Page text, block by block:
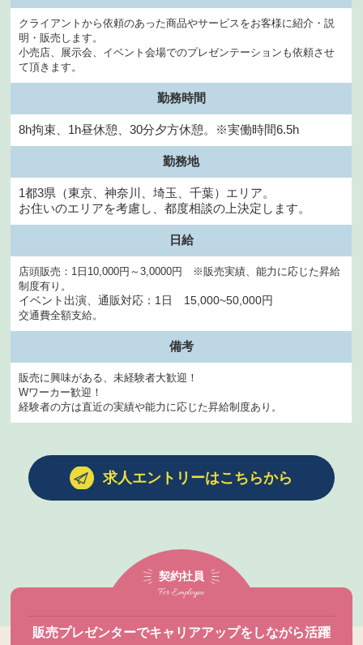
クライアントから依頼のあった商品やサービスをお客様に紹介・説
明・販売します。
小売店、展示会、イベント会場でのプレゼンテーションも依頼させ
て頂きます。
勤務時間
8h拘束、1h昼休憩、30分夕方休憩。※実働時間6.5h
勤務地
1都3県（東京、神奈川、埼玉、千葉）エリア。
お住いのエリアを考慮し、都度相談の上決定します。
日給
店頭販売：1日10,000円～3,0000円 ※販売実績、能力に応じた昇給
制度有り。
イベント出演、通販対応：1日 15,000~50,000円
交通費全額支給。
備考
販売に興味がある、未経験者大歓迎！
Wワーカー歓迎！
経験者の方は直近の実績や能力に応じた昇給制度あり。
求人エントリーはこちらから
契約社員
For Employee
販売プレゼンターでキャリアアップをしながら活躍